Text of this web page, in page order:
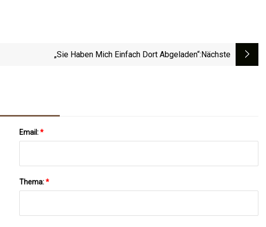
„Sie Haben Mich Einfach Dort Abgeladen“:nächste
Email:*
Thema:*